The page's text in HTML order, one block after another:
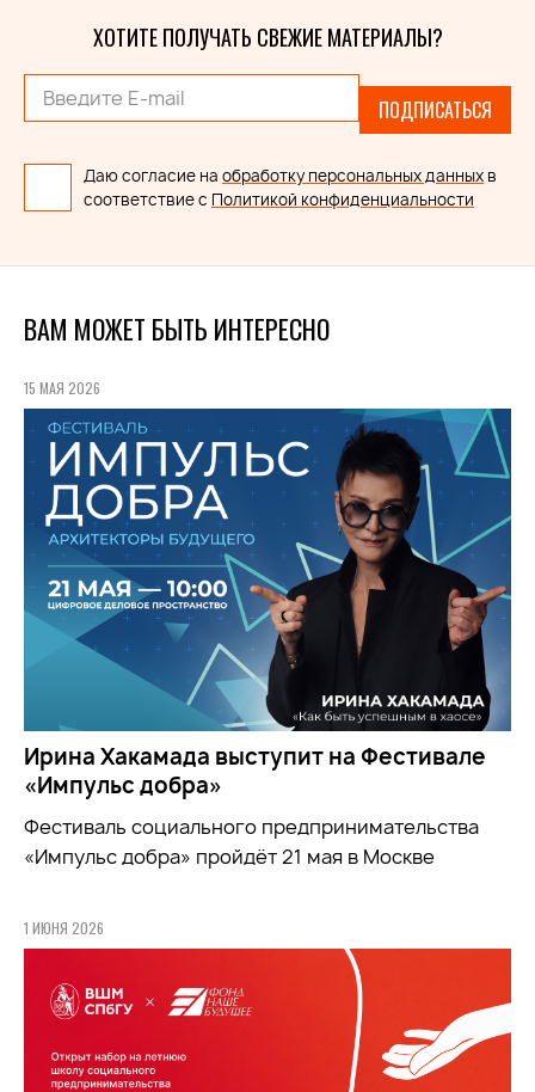
ХОТИТЕ ПОЛУЧАТЬ СВЕЖИЕ МАТЕРИАЛЫ?
ПОДПИСАТЬСЯ
Даю согласие на обработку персональных данных в
соответствие с Политикой конфиденциальности
ВАМ МОЖЕТ БЫТЬ ИНТЕРЕСНО
15 МАЯ 2026
Ирина Хакамада выступит на Фестивале
«Импульс добра»
Фестиваль социального предпринимательства
«Импульс добра» пройдёт 21 мая в Москве
1 ИЮНЯ 2026